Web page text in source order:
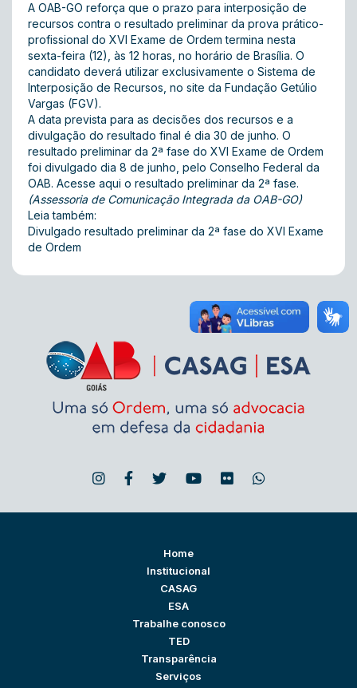
A OAB-GO reforça que o prazo para interposição de
recursos contra o resultado preliminar da prova prático-
profissional do XVI Exame de Ordem termina nesta
sexta-feira (12), às 12 horas, no horário de Brasília. O
candidato deverá utilizar exclusivamente o Sistema de
Interposição de Recursos, no site da Fundação Getúlio
Vargas (FGV).
A data prevista para as decisões dos recursos e a
divulgação do resultado final é dia 30 de junho. O
resultado preliminar da 2ª fase do XVI Exame de Ordem
foi divulgado dia 8 de junho, pelo Conselho Federal da
OAB. Acesse aqui o resultado preliminar da 2ª fase.
(Assessoria de Comunicação Integrada da OAB-GO)
Leia também:
Divulgado resultado preliminar da 2ª fase do XVI Exame
de Ordem
Home
Institucional
CASAG
ESA
Trabalhe conosco
TED
Transparência
Serviços